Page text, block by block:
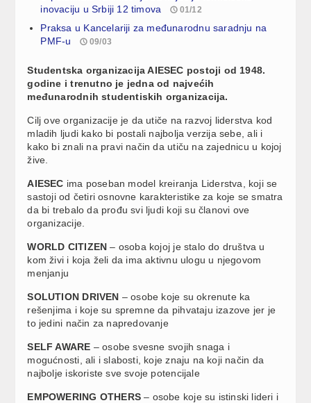
inovaciju u Srbiji 12 timova
01/12
Praksa u Kancelariji za međunarodnu saradnju na
PMF-u
09/03
Studentska organizacija AIESEC postoji od 1948.
godine i trenutno je jedna od najvećih
međunarodnih studentiskih organizacija.
Cilj ove organizacije je da utiče na razvoj liderstva kod
mladih ljudi kako bi postali najbolja verzija sebe, ali i
kako bi znali na pravi način da utiču na zajednicu u kojoj
žive.
AIESEC ima poseban model kreiranja Liderstva, koji se
sastoji od četiri osnovne karakteristike za koje se smatra
da bi trebalo da prođu svi ljudi koji su članovi ove
organizacije.
WORLD CITIZEN – osoba kojoj je stalo do društva u
kom živi i koja želi da ima aktivnu ulogu u njegovom
menjanju
SOLUTION DRIVEN – osobe koje su okrenute ka
rešenjima i koje su spremne da pihvataju izazove jer je
to jedini način za napredovanje
SELF AWARE – osobe svesne svojih snaga i
mogućnosti, ali i slabosti, koje znaju na koji način da
najbolje iskoriste sve svoje potencijale
EMPOWERING OTHERS– osobe koje su istinski lideri i